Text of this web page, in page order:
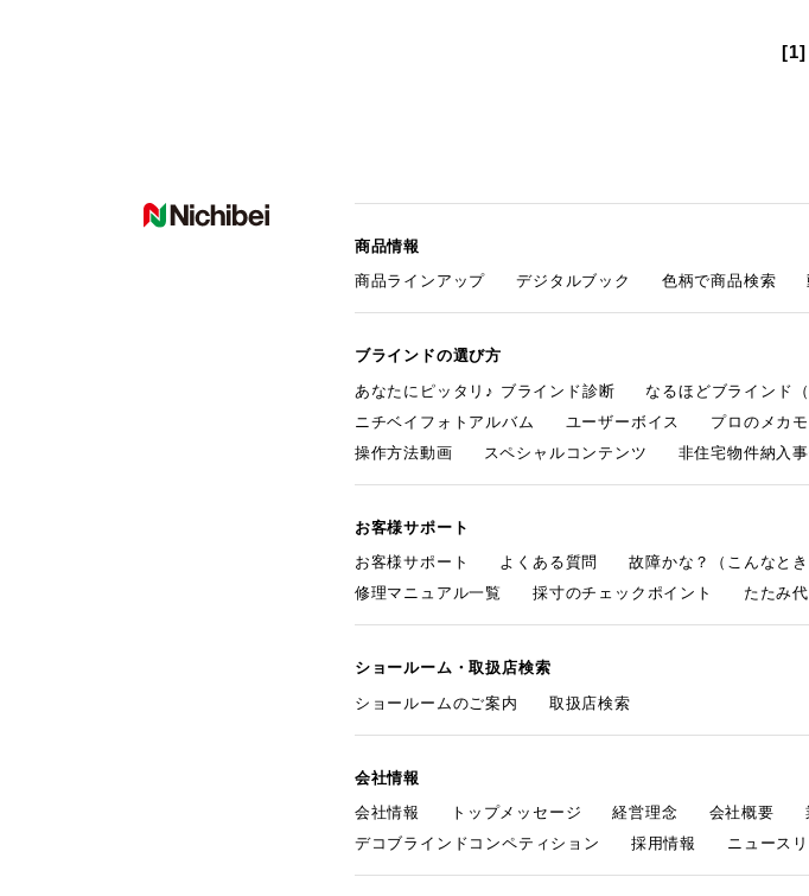
[1]
商品情報
商品ラインアップ
デジタルブック 色柄で商品検索
ブラインドの選び方
あなたにピッタリ♪ ブラインド診断
なるほどブラインド（
ニチベイフォトアルバム
ユーザーボイス プロのメカ
操作方法動画
スペシャルコンテンツ 非住宅物件納入
お客様サポート
お客様サポート
よくある質問 故障かな？（こんなとき
修理マニュアル一覧
採寸のチェックポイント たたみ
ショールーム・取扱店検索
ショールームのご案内
取扱店検索
会社情報
会社情報
トップメッセージ 経営理念 会社概要
デコブラインドコンペティション
採用情報 ニュース